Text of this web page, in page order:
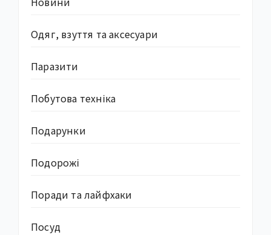
Одяг, взуття та аксесуари
Паразити
Побутова техніка
Подарунки
Подорожі
Поради та лайфхаки
Посуд